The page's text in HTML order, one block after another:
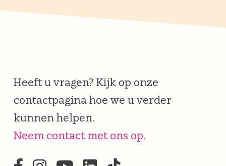
Heeft u vragen? Kijk op onze
contactpagina hoe we u verder
kunnen helpen.
Neem contact met ons op.